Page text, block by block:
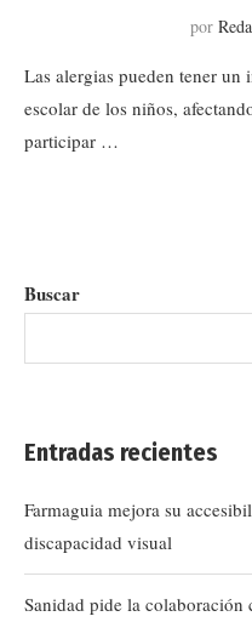
por
Las alergias pueden tener
escolar de los niños,
participar …
Buscar
Entradas recientes
Farmaguia mejora su
discapacidad visual
Sanidad pide la colaboración